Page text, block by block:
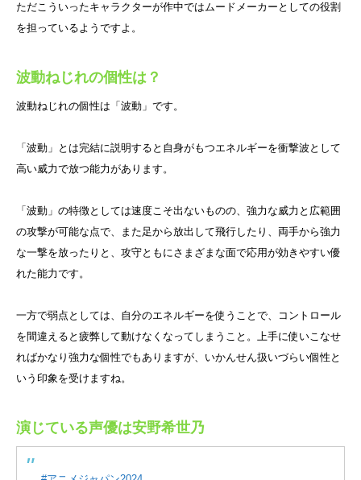
ただこういったキャラクターが作中ではムードメーカーとしての役割
を担っているようですよ。
波動ねじれの個性は？
波動ねじれの個性は「波動」です。
「波動」とは完結に説明すると自身がもつエネルギーを衝撃波として
高い威力で放つ能力があります。
「波動」の特徴としては速度こそ出ないものの、強力な威力と広範囲
の攻撃が可能な点で、また足から放出して飛行したり、両手から強力
な一撃を放ったりと、攻守ともにさまざまな面で応用が効きやすい優
れた能力です。
一方で弱点としては、自分のエネルギーを使うことで、コントロール
を間違えると疲弊して動けなくなってしまうこと。上手に使いこなせ
ればかなり強力な個性でもありますが、いかんせん扱いづらい個性と
いう印象を受けますね。
演じている声優は安野希世乃